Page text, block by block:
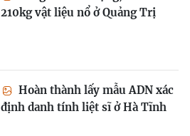
210kg vật liệu nổ ở Quảng Trị
Hoàn thành lấy mẫu ADN xác
định danh tính liệt sĩ ở Hà Tĩnh